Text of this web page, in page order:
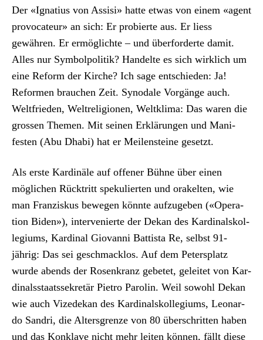
Der «Ignatius von Assisi» hat­te etwas von einem «agent
provo­ca­teur» an sich: Er pro­bierte aus. Er liess
gewähren. Er ermöglichte – und über­forderte damit.
Alles nur Sym­bol­poli­tik? Han­delte es sich wirk­lich um
eine Reform der Kirche? Ich sage entsch­ieden: Ja!
Refor­men brauchen Zeit. Syn­odale Vorgänge auch.
Welt­frieden, Wel­tre­li­gio­nen, Weltk­li­ma: Das waren die
grossen The­men. Mit seinen Erk­lärun­gen und Man­i­
festen (Abu Dhabi) hat er Meilen­steine geset­zt.
Als erste Kardinäle auf offen­er Bühne über einen
möglichen Rück­tritt spekulierten und orakel­ten, wie
man Franziskus bewe­gen kön­nte aufzugeben («Oper­a­
tion Biden»), inter­ve­nierte der Dekan des Kar­di­nal­skol­
legiums, Kar­di­nal Gio­van­ni Bat­tista Re, selb­st 91-
jährig: Das sei geschmack­los. Auf dem Peter­splatz
wurde abends der Rosenkranz gebetet, geleit­et von Kar­
di­nalsstaatssekretär Pietro Parolin. Weil sowohl Dekan
wie auch Vizedekan des Kar­di­nal­skol­legiums, Leonar­
do San­dri, die Alters­gren­ze von 80 über­schrit­ten haben
und das Kon­klave nicht mehr leit­en kön­nen, fällt diese